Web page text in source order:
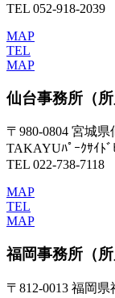
TEL 052-918-2039
MAP
TEL
MAP
仙台事務所 （
〒980-0804 宮城
TAKAYUﾊﾟｰｸｻｲﾄﾞ
TEL 022-738-7118
MAP
TEL
MAP
福岡事務所 （
〒812-0013 福岡